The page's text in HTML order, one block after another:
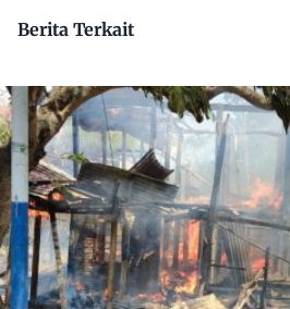
Berita Terkait